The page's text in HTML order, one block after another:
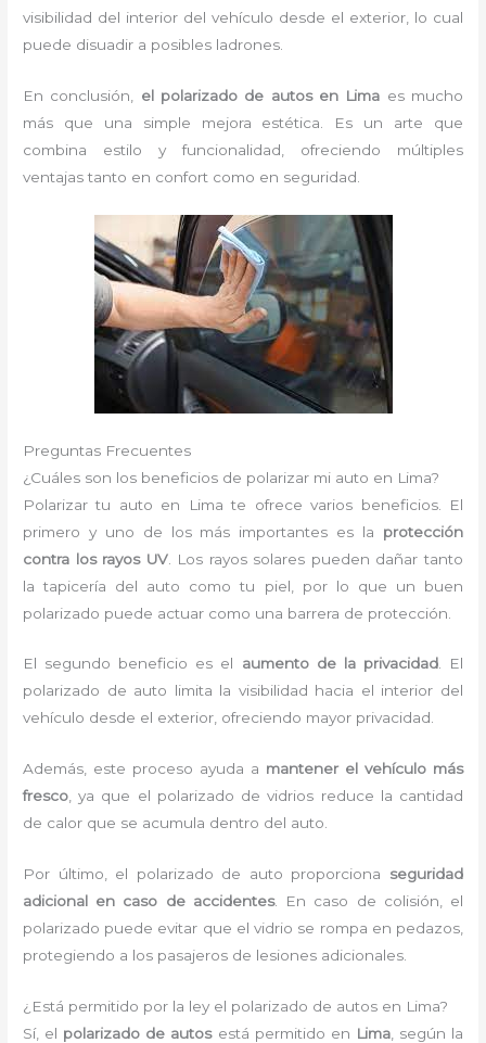
visibilidad del interior del vehículo desde el exterior, lo cual
puede disuadir a posibles ladrones.
En conclusión, el polarizado de autos en Lima es mucho
más que una simple mejora estética. Es un arte que
combina estilo y funcionalidad, ofreciendo múltiples
ventajas tanto en confort como en seguridad.
Preguntas Frecuentes
¿Cuáles son los beneficios de polarizar mi auto en Lima?
Polarizar tu auto en Lima te ofrece varios beneficios. El
primero y uno de los más importantes es la protección
contra los rayos UV. Los rayos solares pueden dañar tanto
la tapicería del auto como tu piel, por lo que un buen
polarizado puede actuar como una barrera de protección.
El segundo beneficio es el aumento de la privacidad. El
polarizado de auto limita la visibilidad hacia el interior del
vehículo desde el exterior, ofreciendo mayor privacidad.
Además, este proceso ayuda a mantener el vehículo más
fresco, ya que el polarizado de vidrios reduce la cantidad
de calor que se acumula dentro del auto.
Por último, el polarizado de auto proporciona seguridad
adicional en caso de accidentes. En caso de colisión, el
polarizado puede evitar que el vidrio se rompa en pedazos,
protegiendo a los pasajeros de lesiones adicionales.
¿Está permitido por la ley el polarizado de autos en Lima?
Sí, el polarizado de autosestá permitido en Lima, según la